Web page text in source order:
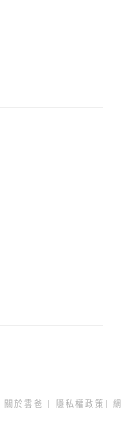
關於雲爸 | 隱私權政策 | 網